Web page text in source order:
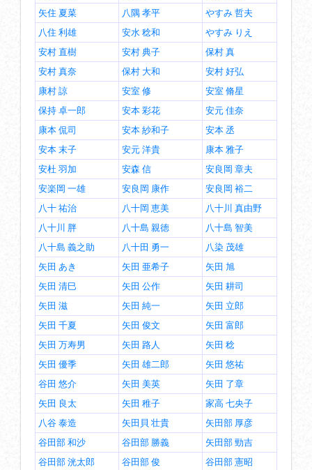
矢住 夏菜
八隅 孝平
やすみ 哲夫
八住 利雄
安水 稔和
やすみ りえ
安村 直樹
安村 典子
保村 真
安村 真奈
保村 大和
安村 好弘
康村 諒
安室 修
安室 脩星
保持 卓一郎
安本 彩花
安元 佳奈
康本 侃司
安本 紗和子
安本 丞
安本 末子
安元 洋貴
康本 雅子
安杜 羽加
安森 信
安良岡 章夫
安楽岡 一雄
安良岡 康作
安良岡 裕二
八十 祐治
八十岡 恵美
八十川 真由野
八十川 胖
八十島 親徳
八十島 智美
八十島 義之助
八十田 勇一
八染 茂雄
矢田 あき
矢田 亜希子
矢田 旭
矢田 清巳
矢田 公作
矢田 耕司
矢田 滋
矢田 純一
矢田 立郎
矢田 千夏
矢田 俊文
矢田 富郎
矢田 万寿男
矢田 路人
矢田 稔
矢田 優季
矢田 雄二郎
矢田 悠祐
谷田 悠介
矢田 美英
矢田 了章
矢田 良太
矢田 稚子
家高 七央子
八谷 泰造
矢田貝 壮貴
矢田部 厚彦
谷田部 和沙
谷田部 勝義
矢田部 勁吉
谷田部 洸太郎
谷田部 俊
谷田部 憲昭